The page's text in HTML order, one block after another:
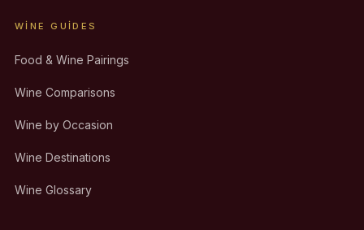
WINE GUIDES
Food & Wine Pairings
Wine Comparisons
Wine by Occasion
Wine Destinations
Wine Glossary